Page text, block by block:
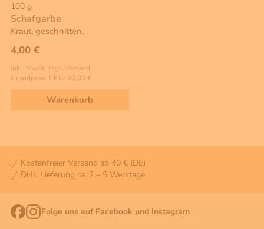
100 g
Schafgarbe
Kraut, geschnitten.
4,00 €
inkl. MwSt, zzgl. Versand
Grundpreis 1 KG: 40,00 €
Warenkorb
Kostenfreier Versand ab 40 € (DE)
DHL Lieferung ca. 2 – 5 Werktage
Folge uns auf Facebook und Instagram